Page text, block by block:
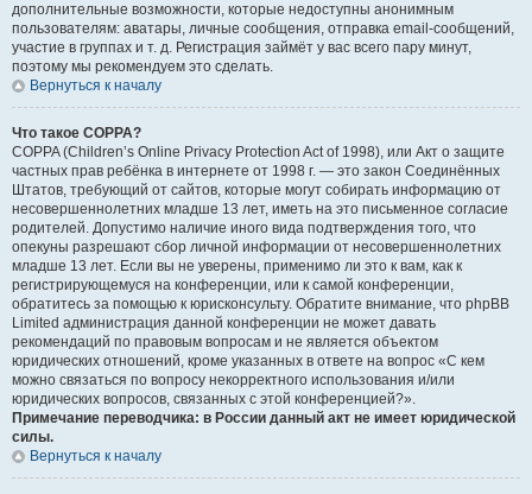
дополнительные возможности, которые недоступны анонимным
пользователям: аватары, личные сообщения, отправка email-сообщений,
участие в группах и т. д. Регистрация займёт у вас всего пару минут,
поэтому мы рекомендуем это сделать.
Вернуться к началу
Что такое COPPA?
COPPA (Children’s Online Privacy Protection Act of 1998), или Акт о защите
частных прав ребёнка в интернете от 1998 г. — это закон Соединённых
Штатов, требующий от сайтов, которые могут собирать информацию от
несовершеннолетних младше 13 лет, иметь на это письменное согласие
родителей. Допустимо наличие иного вида подтверждения того, что
опекуны разрешают сбор личной информации от несовершеннолетних
младше 13 лет. Если вы не уверены, применимо ли это к вам, как к
регистрирующемуся на конференции, или к самой конференции,
обратитесь за помощью к юрисконсульту. Обратите внимание, что phpBB
Limited администрация данной конференции не может давать
рекомендаций по правовым вопросам и не является объектом
юридических отношений, кроме указанных в ответе на вопрос «С кем
можно связаться по вопросу некорректного использования и/или
юридических вопросов, связанных с этой конференцией?».
Примечание переводчика: в России данный акт не имеет юридической
силы.
Вернуться к началу